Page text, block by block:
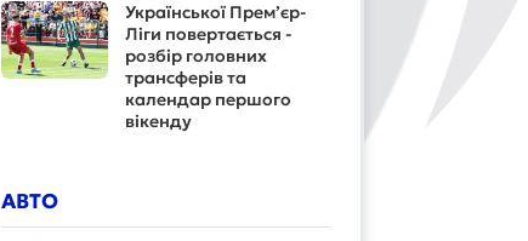
Української Прем’єр-
Ліги повертається -
розбір головних
трансферів та
календар першого
вікенду
АВТО